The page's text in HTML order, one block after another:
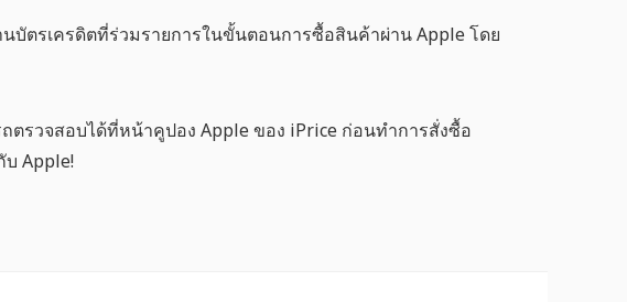
บัตรเครดิตที่ร่วมรายการในขั้นตอนการซื้อสินค้าผ่าน Apple โดย
รวจสอบได้ที่หน้าคูปอง Apple ของ iPrice ก่อนทำการสั่งซื้อ
Apple!